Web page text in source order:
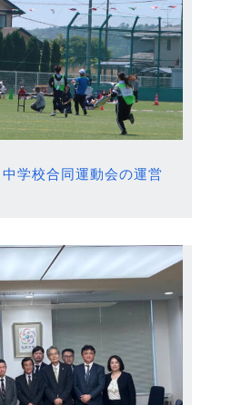
学校合同運動会の運営